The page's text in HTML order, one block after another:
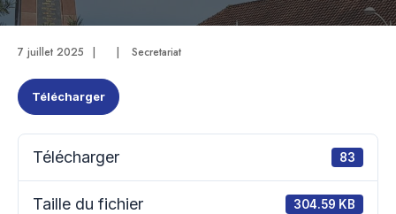
7 juillet 2025 | | Secretariat
Télécharger
Télécharger 83
Taille du fichier 304.59 KB